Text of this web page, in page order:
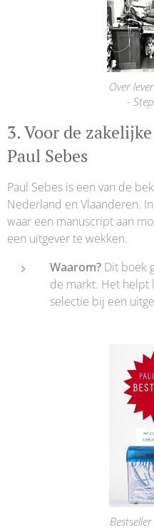
Over
-
3. Voor de
Paul Sebes
Paul Sebes is een van de
Nederland en Vlaanderen.
waar een manuscript aan
een uitgever te wekken.
Waarom? Dit boek
de markt. Het helpt
selectie bij een